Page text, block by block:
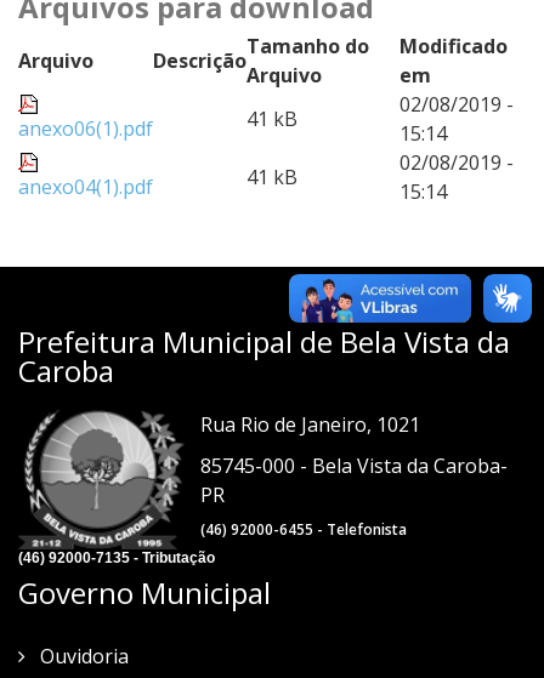
Arquivo Descrição
Tamanho do
Arquivo
Modificado
em
anexo06(1).pdf
41 kB
02/08/2019 -
15:14
anexo04(1).pdf
41 kB
02/08/2019 -
15:14
Prefeitura Municipal de Bela Vista da
Caroba
Rua Rio de Janeiro, 1021
85745-000 - Bela Vista da Caroba-
PR
(46) 92000-6455 - Telefonista
(46) 92000-7135 - Tributação
Governo Municipal
Ouvidoria